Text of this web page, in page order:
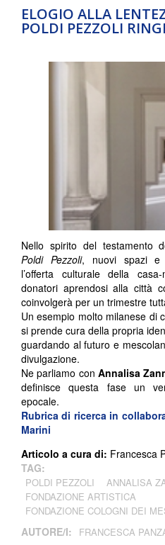
ELOGIO ALLA
POLDI PEZZOLI
Nello spirito del testamento
Poldi Pezzoli, nuovi spazi e
l’offerta culturale della
donatori aprendosi alla città
coinvolgerà per un trimestre
Un esempio molto milanese di
si prende cura della propria
guardando al futuro e
divulgazione.
Ne parliamo con Annalisa
definisce questa fase un
epocale.
Rubrica di ricerca in
Marini
Articolo a cura di: Francesca
TAG:
POLDI PEZZOLI ANNALISA
FONDAZIONE ARTISTICA
FONDAZIONE COLOGNI DEI
AUTORE/I: FRANCESCA